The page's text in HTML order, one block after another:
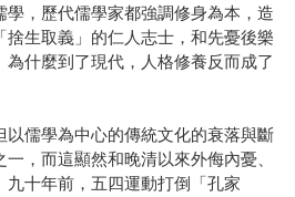
，歷代儒學家都強調修身為本，造
生取義」的仁人志士，和先憂後樂
為什麼到了現代，人格修養反而成了
以儒學為中心的傳統文化的衰落與斷
，而這顯然和晚清以來外侮內憂、
十年前，五四運動打倒「孔家